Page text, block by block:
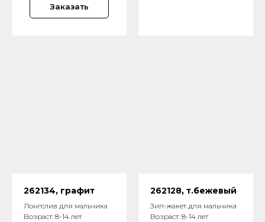
Заказать
262134, графит
Лонгслив для мальчика
Возраст: 8-14 лет
262128, т.бежевый
Зип-жакет для мальчика
Возраст: 8-14 лет